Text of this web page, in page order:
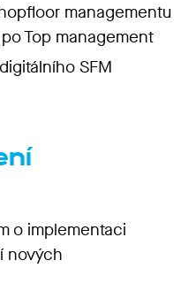
managementu
Top management
SFM
o implementaci
nových